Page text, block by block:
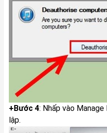
+Bước 4: Nhấp vào
lập.